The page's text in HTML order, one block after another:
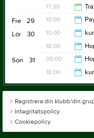
21:00
21:00
17:30
21:00
29
Fre 10:00
16:00
30
Lör 10:00
15:00
18:00
00:00
31
Sön 00:00
19:00
18:00
Registrera din klubb/din
Integritetspolicy
Cookiepolicy